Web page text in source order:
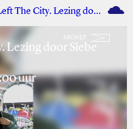
Programma—God Never Left The City. Lezing door Siebe Thissen M
ARCHIEF
Lezing door Siebe
uur